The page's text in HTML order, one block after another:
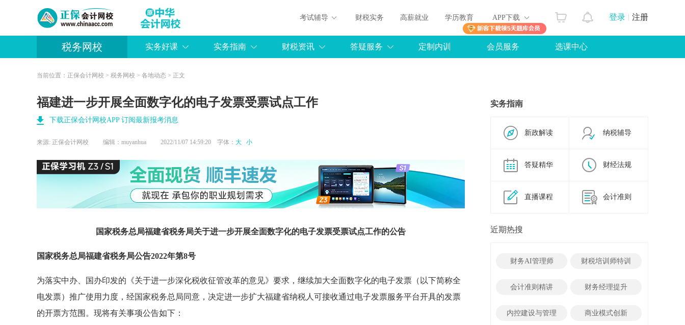
登录 注册
考试辅导 财税实务 高薪就业 学历教育 APP下载
税务网校 实务好课 实务指南 财税资讯 答疑服务 定制内训 会员服务 选课中心
当前位置： 正保会计网校 > 税务网校 > 各地动态 > 正文
福建进一步开展全面数字化的电子发票受票试点工作
下载正保会计网校APP 订阅最新报考消息
来源: 正保会计网校 编辑：muyanhua 2022/11/07 14:59:20 字体： 大 小
国家税务总局福建省税务局关于进一步开展全面数字化的电子发票受票试点工作的公告
国家税务总局福建省税务局公告2022年第8号
为落实中办、国办印发的《关于进一步深化税收征管改革的意见》要求，继续加大全面数字化的电子发票（以下简称全
电发票）推广使用力度，经国家税务总局同意，决定进一步扩大福建省纳税人可接收通过电子发票服务平台开具的发票
的开票方范围。现将有关事项公告如下：
实务指南
新政解读 纳税辅导
答疑精华 财经法规
直播课程 会计准则
近期热搜
财务AI管理师 财税培训师特训
会计准则精讲 财务经理提升
内控建设与管理 商业模式创新